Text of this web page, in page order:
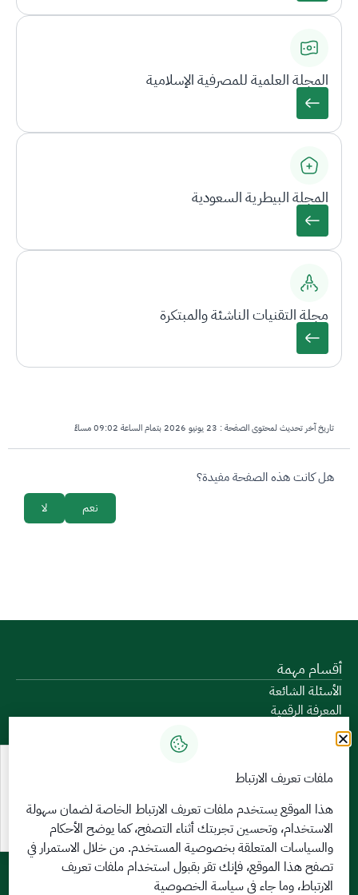
المجلة العلمية للمصرفية الإسلامية
المجلة البيطرية السعودية
مجلة التقنيات الناشئة والمبتكرة
تاريخ آخر تحديث لمحتوى الصفحة : 23 يونيو 2026 بتمام الساعة 09:02 مساءً
survey_v2
هل كانت هذه الصفحة مفيدة؟
لا نعم
أقسام مهمة
الأسئلة الشائعة
المعرفة الرقمية
دليل الخدمات
المشاركة الإلكترونية
البيانات المفتوحة
السياسات واللوائح
تواصل معنا
الخدمات الإلكترونية
بوابة الدخول الموحد
بوابة الزوار
ملفات تعريف الارتباط
هذا الموقع يستخدم ملفات تعريف الارتباط الخاصة لضمان سهولة
الاستخدام، وتحسين تجربتك أثناء التصفح، كما يوضح الأحكام
والسياسات المتعلقةبخصوصية المستخدم. من خلال الاستمرار في
تصفح هذا الموقع، فإنك تقر بقبول استخدام ملفات تعريف
الارتباط، وما جاء في سياسة الخصوصية